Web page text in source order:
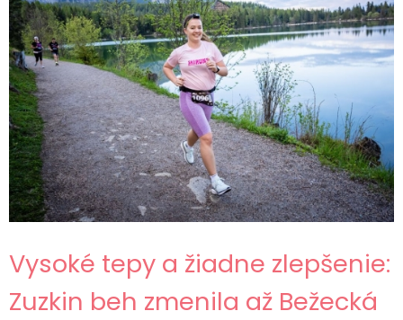
Vysoké tepy a žiadne zlepšenie:
Zuzkin beh zmenila až Bežecká